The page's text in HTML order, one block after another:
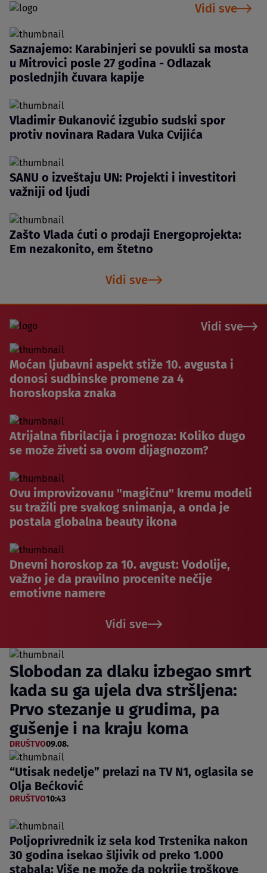
Vidi sve
Saznajemo: Karabinjeri se povukli sa mosta
u Mitrovici posle 27 godina - Odlazak
poslednjih čuvara kapije
Vladimir Đukanović izgubio sudski spor
protiv novinara Radara Vuka Cvijića
SANU o izveštaju UN: Projekti i investitori
važniji od ljudi
Zašto Vlada ćuti o prodaji Energoprojekta:
Em nezakonito, em štetno
Vidi sve
Vidi sve
Moćan ljubavni aspekt stiže 10. avgusta i
donosi sudbinske promene za 4
horoskopska znaka
Atrijalna fibrilacija i prognoza: Koliko dugo
se može živeti sa ovom dijagnozom?
Ovu improvizovanu "magičnu" kremu modeli
su tražili pre svakog snimanja, a onda je
postala globalna beauty ikona
Dnevni horoskop za 10. avgust: Vodolije,
važno je da pravilno procenite nečije
emotivne namere
Vidi sve
Slobodan za dlaku izbegao smrt
kada su ga ujela dva stršljena:
Prvo stezanje u grudima, pa
gušenje i na kraju koma
DRUŠTVO09.08.
“Utisak nedelje” prelazi na TV N1, oglasila se
Olja Bećković
DRUŠTVO10:43
Poljoprivrednik iz sela kod Trstenika nakon
30 godina isekao šljivik od preko 1.000
stabala: Više ne može da pokrije troškove